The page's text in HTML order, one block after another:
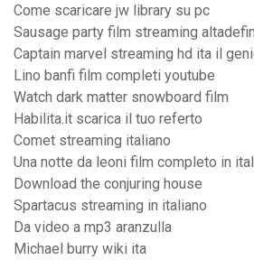
Come scaricare jw library su pc
Sausage party film streaming
Captain marvel streaming hd ita il
Lino banfi film completi youtube
Watch dark matter snowboard film
Habilita.it scarica il tuo referto
Comet streaming italiano
Una notte da leoni film completo in
Download the conjuring house
Spartacus streaming in italiano
Da video a mp3 aranzulla
Michael burry wiki ita